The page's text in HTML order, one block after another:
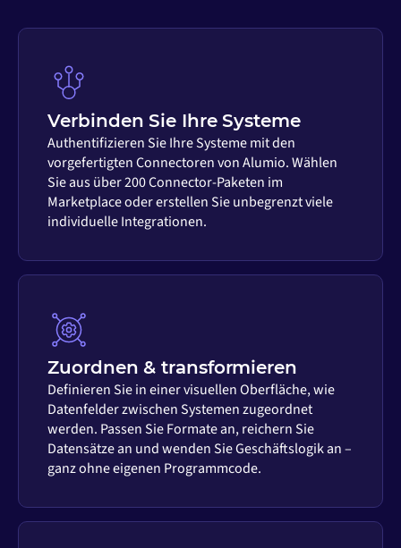
Verbinden Sie Ihre Systeme
Authentifizieren Sie Ihre Systeme mit den
vorgefertigten Connectoren von Alumio. Wählen
Sie aus über 200 Connector-Paketen im
Marketplace oder erstellen Sie unbegrenzt viele
individuelle Integrationen.
Zuordnen & transformieren
Definieren Sie in einer visuellen Oberfläche, wie
Datenfelder zwischen Systemen zugeordnet
werden. Passen Sie Formate an, reichern Sie
Datensätze an und wenden Sie Geschäftslogik an –
ganz ohne eigenen Programmcode.